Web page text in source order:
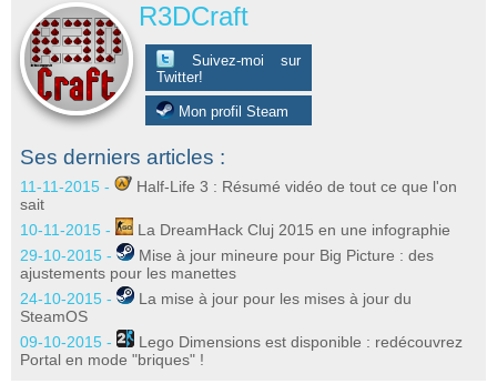
R3DCraft
Suivez-moi sur
Twitter!
Mon profil Steam
Ses derniers articles :
11-11-2015 -
Half-Life 3 : Résumé vidéo de tout ce que l'on
sait
10-11-2015 -
La DreamHack Cluj 2015 en une infographie
29-10-2015 -
Mise à jour mineure pour Big Picture : des
ajustements pour les manettes
24-10-2015 -
La mise à jour pour les mises à jour du
SteamOS
09-10-2015 -
Lego Dimensions est disponible : redécouvrez
Portal en mode "briques" !